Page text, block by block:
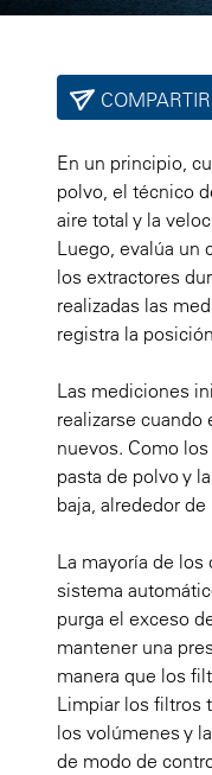
COMPARTIR
En un principio,
polvo, el técnico
aire total y la
Luego, evalúa un
los extractores
realizadas las
registra la
Las mediciones
realizarse
nuevos. Como
pasta de polvo y
baja, alrededor
La mayoría de
sistema
purga el exceso
mantener una
manera que los
Limpiar los filtros
los volúmenes y
de modo de